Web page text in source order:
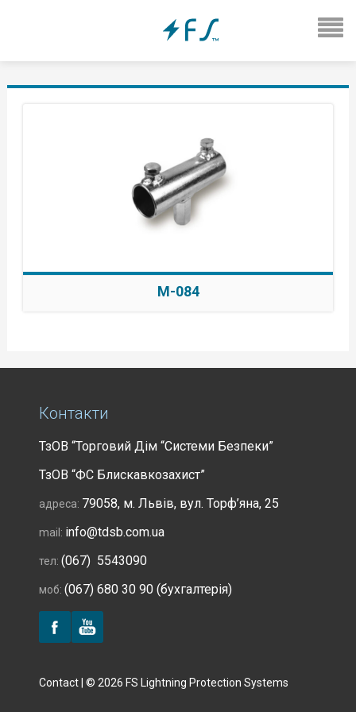
M-084
Контакти
ТзОВ “Торговий Дім “Системи Безпеки”
ТзОВ “ФС Блискавкозахист”
адреса: 79058, м. Львів, вул. Торф’яна, 25
mail: info@tdsb.com.ua
тел: (067) 5543090
моб: (067) 680 30 90 (бухгалтерія)
Contact | © 2026 FS Lightning Protection Systems